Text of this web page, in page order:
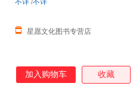
星愿文化图书专营店
不详 /不详
加入购物车 收藏